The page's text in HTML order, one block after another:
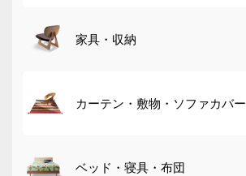
家具・収納
カーテン・敷物・ソファカバー
ベッド・寝具・布団